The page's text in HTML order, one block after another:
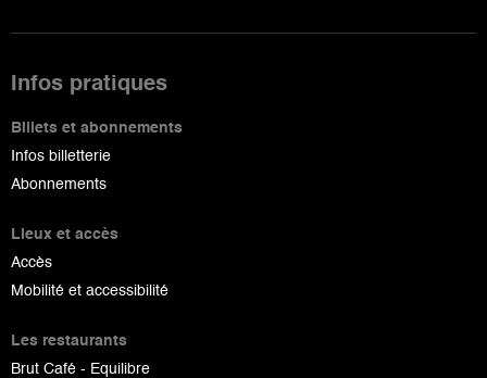
Infos pratiques
Billets et abonnements
Infos billetterie
Abonnements
Lieux et accès
Accès
Mobilité et accessibilité
Les restaurants
Brut Café - Equilibre